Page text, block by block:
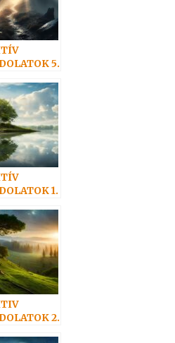
5.
1.
2.